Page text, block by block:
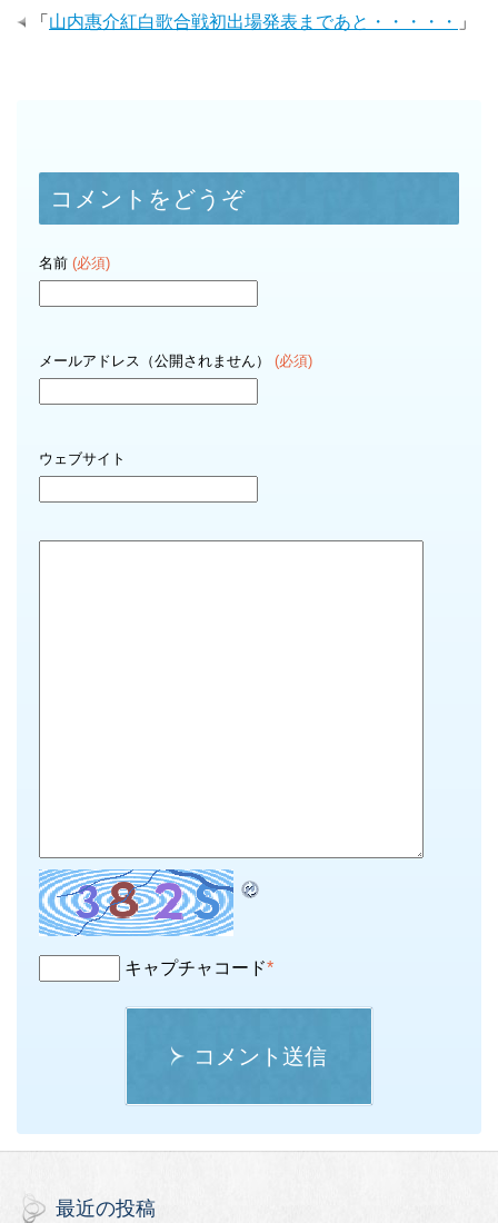
「 山内惠介紅白歌合戦初出場発表まであと・・・・・ 」
コメントをどうぞ
名前 (必須)
メールアドレス（公開されません） (必須)
ウェブサイト
キャプチャコード*
コメント送信
最近の投稿